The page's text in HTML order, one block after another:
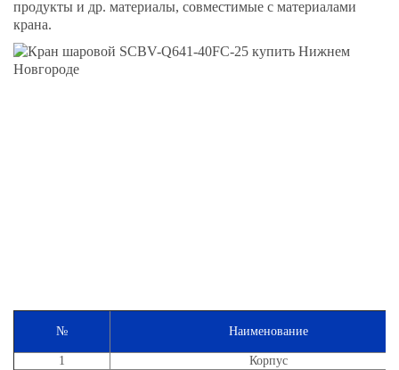
продукты и др. материалы, совместимые с материалами
крана.
№ Наименование
1
Корпус